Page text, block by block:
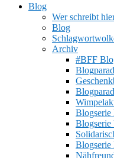
Blog
Wer schreibt
Blog
Archiv
#BFF
Blogserie
Blogserie
Blogserie